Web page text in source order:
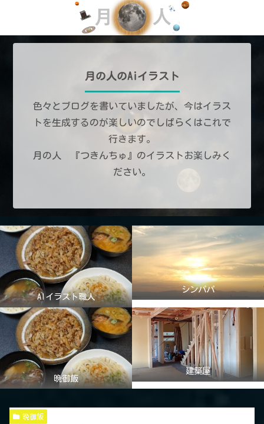
月の人のAiイラスト
色々とブログを書いていましたが、今はイラス
トを生成するのが楽しいのでしばらくはこれで
行きます。
月の人 『つきんちゅ』のイラストお楽しみく
ださい。
AIイラスト職人
シンパパ
晩御飯
建築屋
晩御飯